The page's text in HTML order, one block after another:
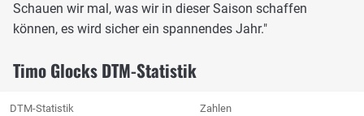
Schauen wir mal, was wir in dieser Saison schaffen
können, es wird sicher ein spannendes Jahr."
Timo Glocks DTM-Statistik
DTM-Statistik Zahlen